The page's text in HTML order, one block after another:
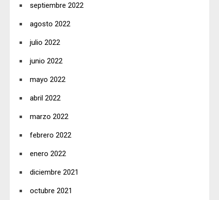
septiembre 2022
agosto 2022
julio 2022
junio 2022
mayo 2022
abril 2022
marzo 2022
febrero 2022
enero 2022
diciembre 2021
octubre 2021